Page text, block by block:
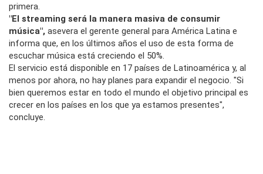
primera.
"El streaming será la manera masiva de consumir
música", asevera el gerente general para América Latina e
informa que, en los últimos años el uso de esta forma de
escuchar música está creciendo el 50%.
El servicio está disponible en 17 países de Latinoamérica y, al
menos por ahora, no hay planes para expandir el negocio. "Si
bien queremos estar en todo el mundo el objetivo principal es
crecer en los países en los que ya estamos presentes",
concluye.